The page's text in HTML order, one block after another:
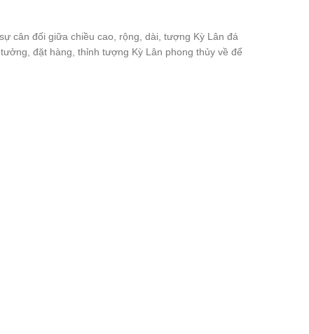
cân đối giữa chiều cao, rộng, dài, tượng Kỳ Lân đá
đặt hàng, thỉnh tượng Kỳ Lân phong thủy về để